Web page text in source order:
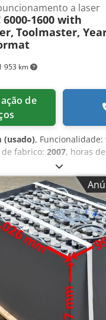
953 km
a laser
6000-1600 with
Toolmaster,
(usado), Funcionalidade:
de fabrico: 2007, horas
+ Gripmaster +
Djdpfx Aszr Ha Eoareck